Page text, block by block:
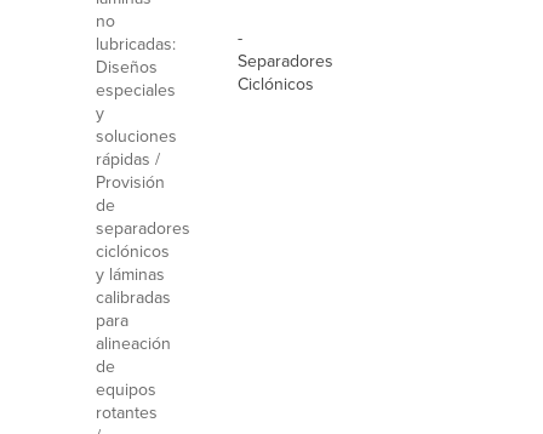
no
lubricadas:
Diseños
especiales
y
soluciones
rápidas /
Provisión
de
separadores
ciclónicos
y láminas
calibradas
para
alineación
de
equipos
rotantes
-
Separadores
Ciclónicos